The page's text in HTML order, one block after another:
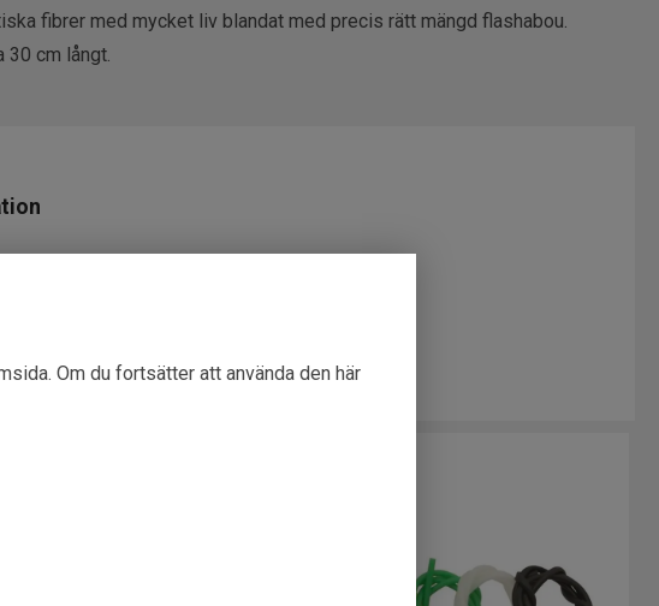
Om du fortsätter att använda den här
fibrer med mycket liv blandat med precis rätt mängd flashabou.
30 cm långt.